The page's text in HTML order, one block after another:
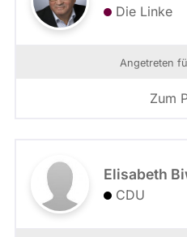
Die Linke
Angetreten
Zum
Elisabeth
CDU